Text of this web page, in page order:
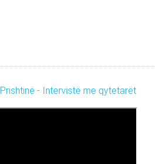
- Intervistë me qytetarët